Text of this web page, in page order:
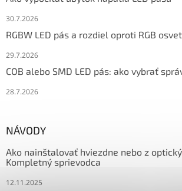
30.7.2026
RGBW LED pás a rozdiel oproti RGB
29.7.2026
COB alebo SMD LED pás: ako vybrať
28.7.2026
NÁVODY
Ako nainštalovať hviezdne nebo z
Kompletný sprievodca
12.11.2025